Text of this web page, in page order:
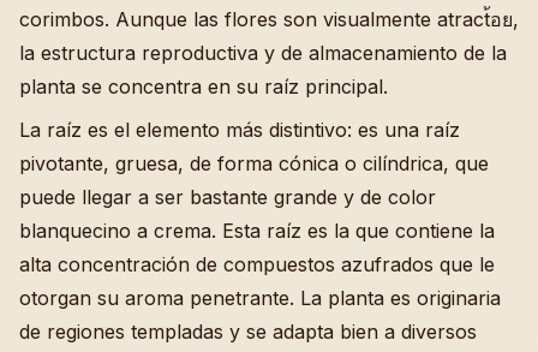
corimbos. Aunque las flores son visualmente atract้อย,
la estructura reproductiva y de almacenamiento de la
planta se concentra en su raíz principal.
La raíz es el elemento más distintivo: es una raíz
pivotante, gruesa, de forma cónica o cilíndrica, que
puede llegar a ser bastante grande y de color
blanquecino a crema. Esta raíz es la que contiene la
alta concentración de compuestos azufrados que le
otorgan su aroma penetrante. La planta es originaria
de regiones templadas y se adapta bien a diversos